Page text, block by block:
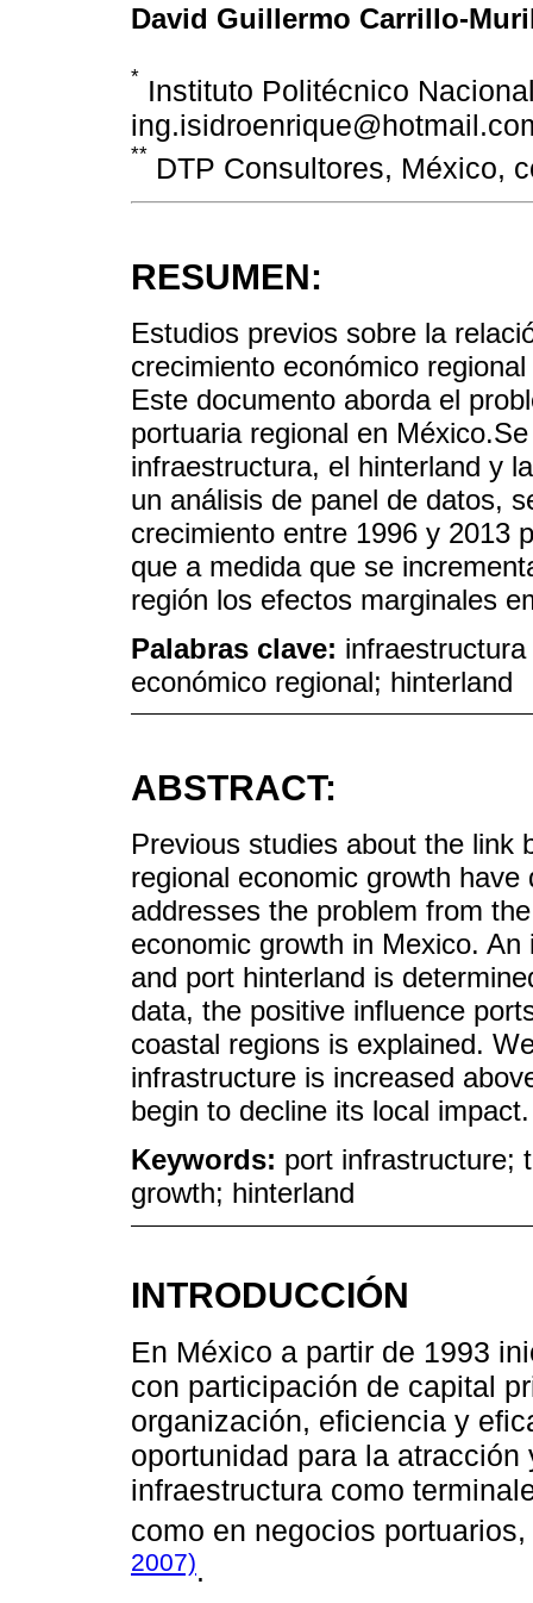
David Guillermo Carrillo-
* Instituto Politécnico
** DTP Consultores, México,
RESUMEN:
Estudios previos sobre la
crecimiento económico
Este documento aborda el
portuaria regional en
infraestructura, el hinterland y
un análisis de panel de datos,
crecimiento entre 1996 y 2013
que a medida que se
región los efectos marginales
Palabras clave:
económico regional; hinterland
ABSTRACT:
Previous studies about the link
regional economic growth
addresses the problem from
economic growth in Mexico.
and port hinterland is
data, the positive influence
coastal regions is explained.
infrastructure is increased
begin to decline its local impact.
Keywords: port infrastructure;
growth; hinterland
INTRODUCCIÓN
En México a partir de 1993
con participación de capital
organización, eficiencia y
oportunidad para la
infraestructura como
como en negocios
2007).